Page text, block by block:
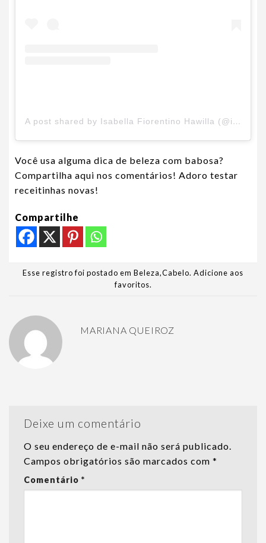
A post shared by Isabella Fiorentino Hawilla (@isabellafiorentino)
Você usa alguma dica de beleza com babosa?
Compartilha aqui nos comentários! Adoro testar
receitinhas novas!
Compartilhe
Esse registro foi postado em Beleza,Cabelo. Adicione aos
favoritos.
MARIANA QUEIROZ
Deixe um comentário
O seu endereço de e-mail não será publicado.
Campos obrigatórios são marcados com *
Comentário *